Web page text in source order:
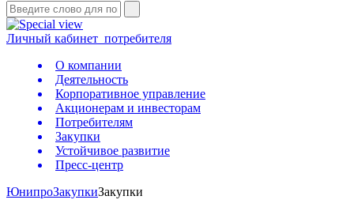
Личный кабинет потребителя
О компании
Деятельность
Корпоративное управление
Акционерам и инвесторам
Потребителям
Закупки
Устойчивое развитие
Пресс-центр
ЮнипроЗакупкиЗакупки